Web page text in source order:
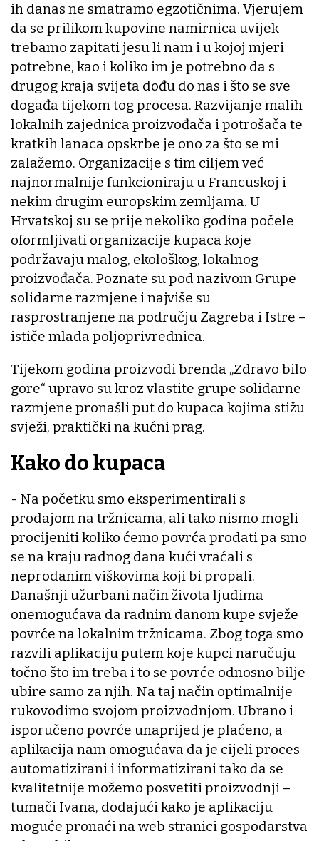
ih danas ne smatramo egzotičnima. Vjerujem
da se prilikom kupovine namirnica uvijek
trebamo zapitati jesu li nam i u kojoj mjeri
potrebne, kao i koliko im je potrebno da s
drugog kraja svijeta dođu do nas i što se sve
događa tijekom tog procesa. Razvijanje malih
lokalnih zajednica proizvođača i potrošača te
kratkih lanaca opskrbe je ono za što se mi
zalažemo. Organizacije s tim ciljem već
najnormalnije funkcioniraju u Francuskoj i
nekim drugim europskim zemljama. U
Hrvatskoj su se prije nekoliko godina počele
oformljivati organizacije kupaca koje
podržavaju malog, ekološkog, lokalnog
proizvođača. Poznate su pod nazivom Grupe
solidarne razmjene i najviše su
rasprostranjene na području Zagreba i Istre –
ističe mlada poljoprivrednica.
Tijekom godina proizvodi brenda „Zdravo bilo
gore“ upravo su kroz vlastite grupe solidarne
razmjene pronašli put do kupaca kojima stižu
svježi, praktički na kućni prag.
Kako do kupaca
- Na početku smo eksperimentirali s
prodajom na tržnicama, ali tako nismo mogli
procijeniti koliko ćemo povrća prodati pa smo
se na kraju radnog dana kući vraćali s
neprodanim viškovima koji bi propali.
Današnji užurbani način života ljudima
onemogućava da radnim danom kupe svježe
povrće na lokalnim tržnicama. Zbog toga smo
razvili aplikaciju putem koje kupci naručuju
točno što im treba i to se povrće odnosno bilje
ubire samo za njih. Na taj način optimalnije
rukovodimo svojom proizvodnjom. Ubrano i
isporučeno povrće unaprijed je plaćeno, a
aplikacija nam omogućava da je cijeli proces
automatizirani i informatizirani tako da se
kvalitetnije možemo posvetiti proizvodnji –
tumači Ivana, dodajući kako je aplikaciju
moguće pronaći na web stranici gospodarstva